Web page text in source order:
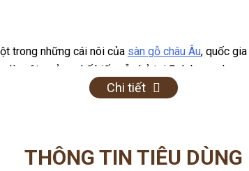
trong những cái nôi của sàn gỗ châu Âu, quốc
là một xưởng chế biến gỗ nhỏ tại Salzburg,
Chi tiết
THÔNG TIN TIÊU DÙNG